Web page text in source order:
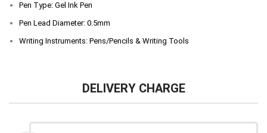
Pen Type: Gel Ink Pen
Pen Lead Diameter: 0.5mm
Writing Instruments: Pens/Pencils & Writing Tools
DELIVERY CHARGE